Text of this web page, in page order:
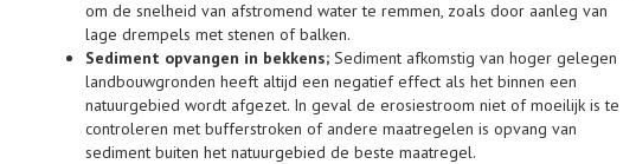
om de snelheid van afstromend water te remmen, zoals door aanleg van
lage drempels met stenen of balken.
Sediment opvangen in bekkens; Sediment afkomstig van hoger gelegen
landbouwgronden heeft altijd een negatief effect als het binnen een
natuurgebied wordt afgezet. In geval de erosiestroom niet of moeilijk is te
controleren met bufferstroken of andere maatregelen is opvang van
sediment buiten het natuurgebied de beste maatregel.